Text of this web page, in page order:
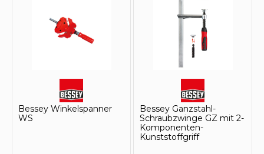
Bessey Winkelspanner
WS
Bessey Ganzstahl-
Schraubzwinge GZ mit 2-
Komponenten-
Kunststoffgriff